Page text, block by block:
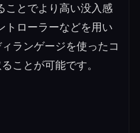
ことでより高い没入感
トローラーなどを用い
ランゲージを使ったコ
ことが可能です。